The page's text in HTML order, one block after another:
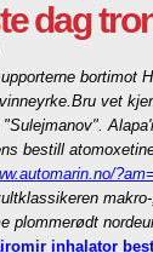
dag
bortimot
Bru vet
bestill
inhalator